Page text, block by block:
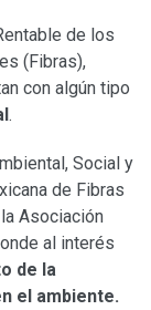
de los
(Fibras),
con algún tipo
.
Social y
de Fibras
Asociación
al interés
de la
el ambiente.